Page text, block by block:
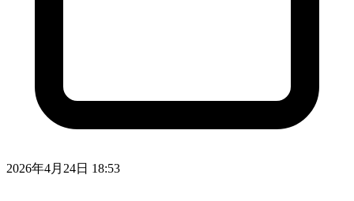
2026年4月24日 18:53